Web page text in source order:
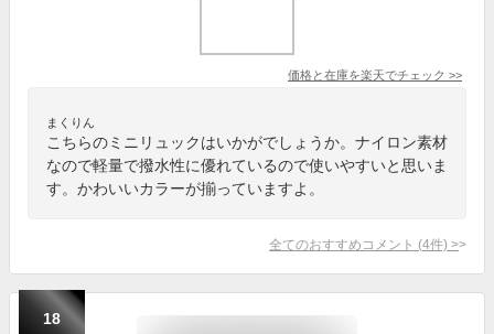
価格と在庫を楽天でチェック >>
まくりん
こちらのミニリュックはいかがでしょうか。ナイロン素材
なので軽量で撥水性に優れているので使いやすいと思いま
す。かわいいカラーが揃っていますよ。
全てのおすすめコメント (4件) >
18